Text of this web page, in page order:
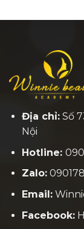
Địa chỉ:Số
Nội
Hotline:
Zalo:
Email:
Facebook:H